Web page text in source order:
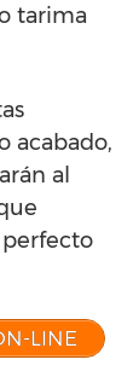
tarima
acabado,
al
LINE